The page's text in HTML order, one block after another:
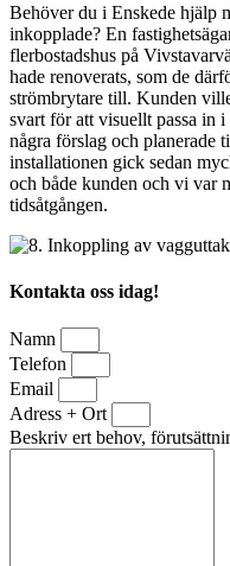
Behöver du i Enskede hjälp
inkopplade? En
flerbostadshus på
hade renoverats, som de
strömbrytare till. Kunden
svart för att visuellt passa in
några förslag och planerade
installationen gick sedan
och både kunden och vi var
tidsåtgången.
Kontakta oss idag!
Namn
Telefon
Email
Adress + Ort
Beskriv ert behov,